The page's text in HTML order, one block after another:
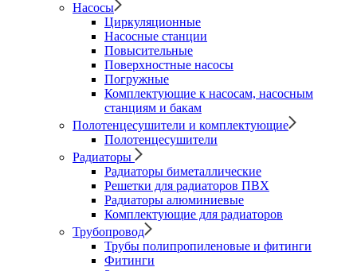
Насосы
Циркуляционные
Насосные станции
Повысительные
Поверхностные насосы
Погружные
Комплектующие к насосам, насосным
станциям и бакам
Полотенцесушители и комплектующие
Полотенцесушители
Радиаторы
Радиаторы биметаллические
Решетки для радиаторов ПВХ
Радиаторы алюминиевые
Комплектующие для радиаторов
Трубопровод
Трубы полипропиленовые и фитинги
Фитинги